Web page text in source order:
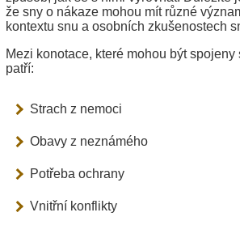
že sny o nákaze mohou mít různé
kontextu snu a osobních zkušenostech
Mezi konotace, které mohou být
patří:
Strach z nemoci
Obavy z neznámého
Potřeba ochrany
Vnitřní konflikty